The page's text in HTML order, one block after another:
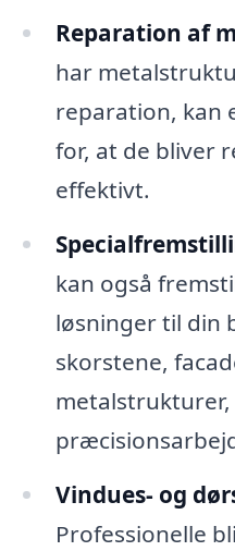
Reparation af
har
reparation, kan
for, at de bliver
effektivt.
kan også
løsninger til din
skorstene,
Vindues- og
Professionelle